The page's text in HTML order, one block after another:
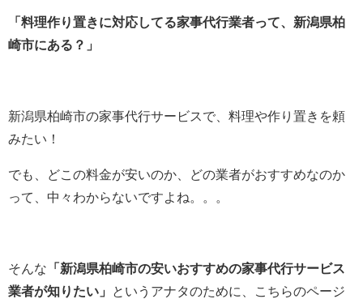
「料理作り置きに対応してる家事代行業者って、新潟県柏
崎市にある？」
新潟県柏崎市の家事代行サービスで、料理や作り置きを頼
みたい！
でも、どこの料金が安いのか、どの業者がおすすめなのか
って、中々わからないですよね。。。
そんな 「新潟県柏崎市の安いおすすめの家事代行サービス
業者が知りたい」
というアナタのために、こちらのページ